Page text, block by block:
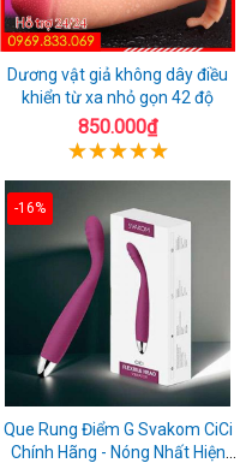
Dương vật giả không dây điều
khiển từ xa nhỏ gọn 42 độ
850.000₫
-16%
Que Rung Điểm G Svakom CiCi
Chính Hãng - Nóng Nhất Hiện